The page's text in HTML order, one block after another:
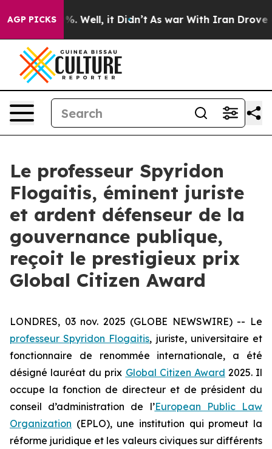
AGP PICKS
40%. Well, it Didn’t As war With Iran Drove oil
Le professeur Spyridon
Flogaitis, éminent juriste
et ardent défenseur de la
gouvernance publique,
reçoit le prestigieux prix
Global Citizen Award
LONDRES, 03 nov. 2025 (GLOBE NEWSWIRE) -- Le
professeur Spyridon Flogaitis, juriste, universitaire et
fonctionnaire de renommée internationale, a été
désigné lauréat du prix Global Citizen Award 2025. Il
occupe la fonction de directeur et de président du
conseil d’administration de l’European Public Law
Organization (EPLO), une institution qui promeut la
réforme juridique et les valeurs civiques sur différents